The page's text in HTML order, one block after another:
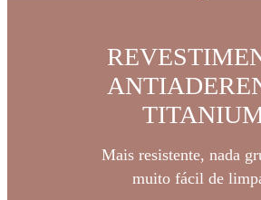
Mais resistente, nada
muito fácil de